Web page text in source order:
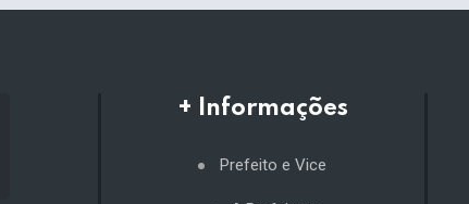
+ Informações
Prefeito e Vice